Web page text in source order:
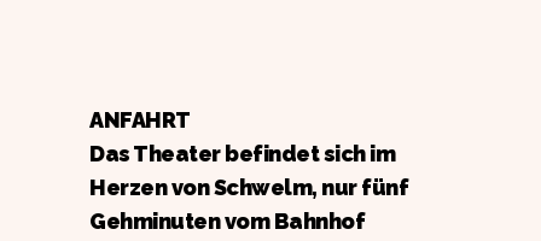
ANFAHRT
Das Theater befindet sich im
Herzen von Schwelm, nur fünf
Gehminuten vom Bahnhof